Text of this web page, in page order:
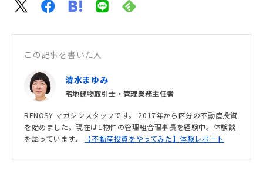
この記事を書いた人
清水まゆみ
宅地建物取引士・管理業務主任者
RENOSY マガジンスタッフです。 2017年から区分の不動産投資
を始めました。現在は1物件の管理組合理事長を経験中。体験談
を語っています。
【不動産投資をやってみた】体験レポート